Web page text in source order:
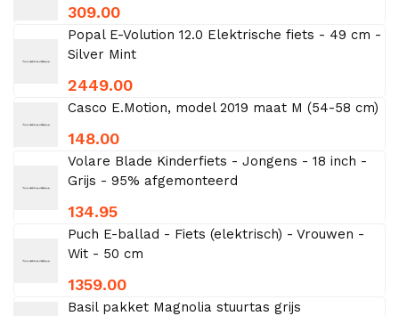
309.00
Popal E-Volution 12.0 Elektrische fiets - 49 cm -
Silver Mint
2449.00
Casco E.Motion, model 2019 maat M (54-58 cm)
148.00
Volare Blade Kinderfiets - Jongens - 18 inch -
Grijs - 95% afgemonteerd
134.95
Puch E-ballad - Fiets (elektrisch) - Vrouwen -
Wit - 50 cm
1359.00
Basil pakket Magnolia stuurtas grijs